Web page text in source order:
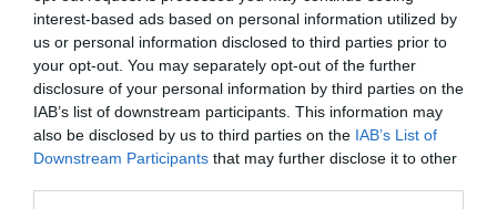
interest-based ads based on personal information utilized by
us or personal information disclosed to third parties prior to
your opt-out. You may separately opt-out of the further
disclosure of your personal information by third parties on the
IAB’s list of downstream participants. This information may
also be disclosed by us to third parties on the IAB’s List of
Downstream Participants that may further disclose it to other
αμερικανικό πυραυλικό πυροβολικό της: MLRS
και ΑΤΑCMS